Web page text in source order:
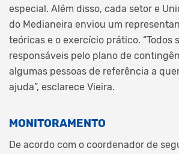
especial. Além disso, cada setor e
do Medianeira enviou um
teóricas e o exercício prático. “Todos
responsáveis pelo plano de
algumas pessoas de referência a
ajuda”, esclarece Vieira.
MONITORAMENTO
De acordo com o coordenador de